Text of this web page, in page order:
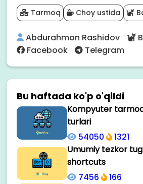
Tarmoq Choy ustida
Abdurahmon Rashidov
Facebook
Telegram
Bu haftada ko'p o'qildi
Kompyuter
turlari
54050
1321
Umumiy tezkor
shortcuts
7456
166